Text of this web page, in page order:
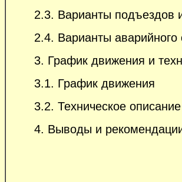
2.3. Варианты подъездов
2.4. Варианты
3. График движения и
3.1. График движения
3.2. Техническое
4. Выводы и